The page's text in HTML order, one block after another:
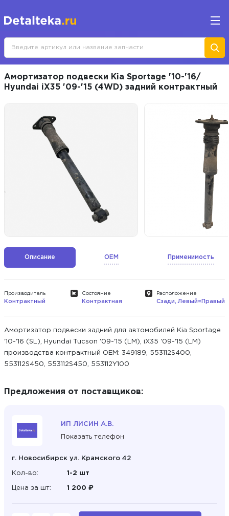
Амортизатор подвески Kia Sportage '10-'16/
Hyundai iX35 '09-'15 (4WD) задний контрактный
Описание OEM Применимость
Производитель
Контрактный
Состояние
Контрактная
Расположение
Сзади, Левый=Правый
Амортизатор подвески задний для автомобилей Kia Sportage
'10-'16 (SL), Hyundai Tucson '09-'15 (LM), iX35 '09-'15 (LM)
производства контрактный ОЕМ: 349189, 553112S400,
553112S450, 553112S450, 553112Y100
Предложения от поставщиков:
ИП ЛИСИН А.В.
Показать телефон
г. Новосибирск ул. Крамского 42
Кол-во: 1-2 шт
Цена за шт: 1 200 ₽